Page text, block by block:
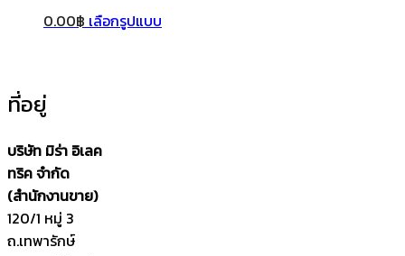
0.00฿ เลือกรูปแบบ
ที่อยู่
บริษัท มิร่า อิเลค
ทริค จำกัด
(สำนักงานขาย)
120/1 หมู่ 3
ถ.เทพารักษ์